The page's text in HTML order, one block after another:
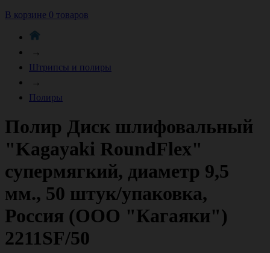
В корзине 0 товаров
→
Штрипсы и полиры
→
Полиры
Полир Диск шлифовальный
"Kagayaki RoundFlex"
супермягкий, диаметр 9,5
мм., 50 штук/упаковка,
Россия (ООО "Кагаяки")
2211SF/50